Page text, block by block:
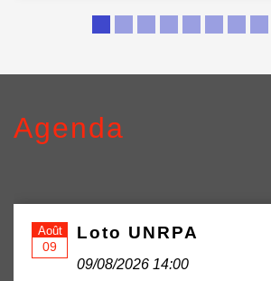
Agenda
Août
09
Loto UNRPA
09/08/2026 14:00